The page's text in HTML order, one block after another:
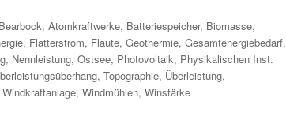
,Atomkraftwerke, Batteriespeicher, Biomasse,
, Flatterstrom, Flaute,Geothermie,Gesamtenergiebedarf,
, Nennleistung,Ostsee, Photovoltaik, Physikalischen Inst.
,Topographie, Überleistung,
Windkraftanlage,Windmühlen,Winstärke